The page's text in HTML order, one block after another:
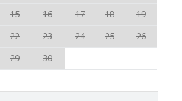
15 16 17 18
19
22 23 24 25
26
29 30